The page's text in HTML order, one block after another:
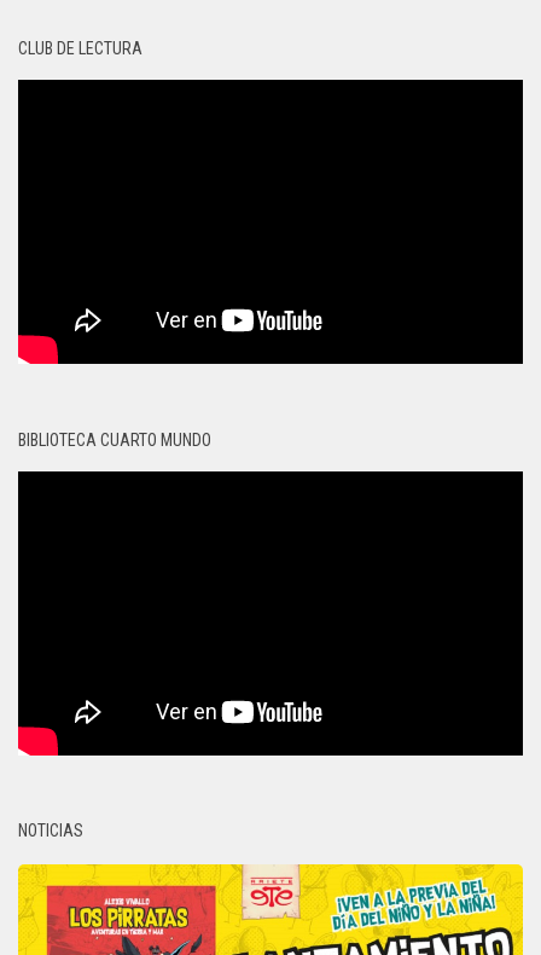
CLUB DE LECTURA
BIBLIOTECA CUARTO MUNDO
NOTICIAS